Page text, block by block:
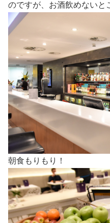
のですが、お酒飲めないと
朝食もりもり！